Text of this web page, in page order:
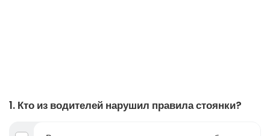
1. Кто из водителей нарушил правила стоянки?